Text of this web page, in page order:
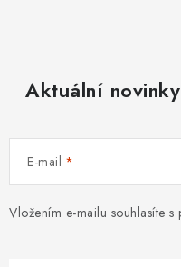
Aktuální
E-mail
Vložením e-mailu souhlasíte s